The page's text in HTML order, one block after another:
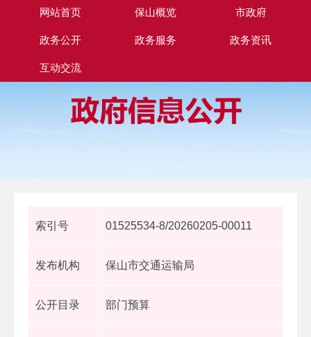
网站首页 保山概览 市政府
政务公开 政务服务 政务资讯
互动交流
索引号 01525534-8/20260205-00011
发布机构 保山市交通运输局
公开目录 部门预算